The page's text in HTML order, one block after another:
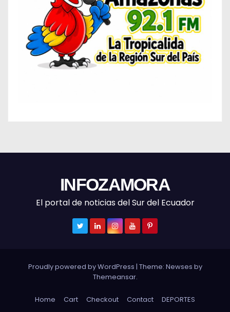
INFOZAMORA
El portal de noticias del Sur del Ecuador
Proudly powered by WordPress | Theme: Newses by
Themeansar.
Home Cart Checkout Contact DEPORTES